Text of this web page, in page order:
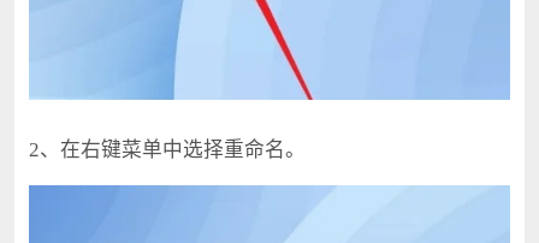
2、在右键菜单中选择重命名。